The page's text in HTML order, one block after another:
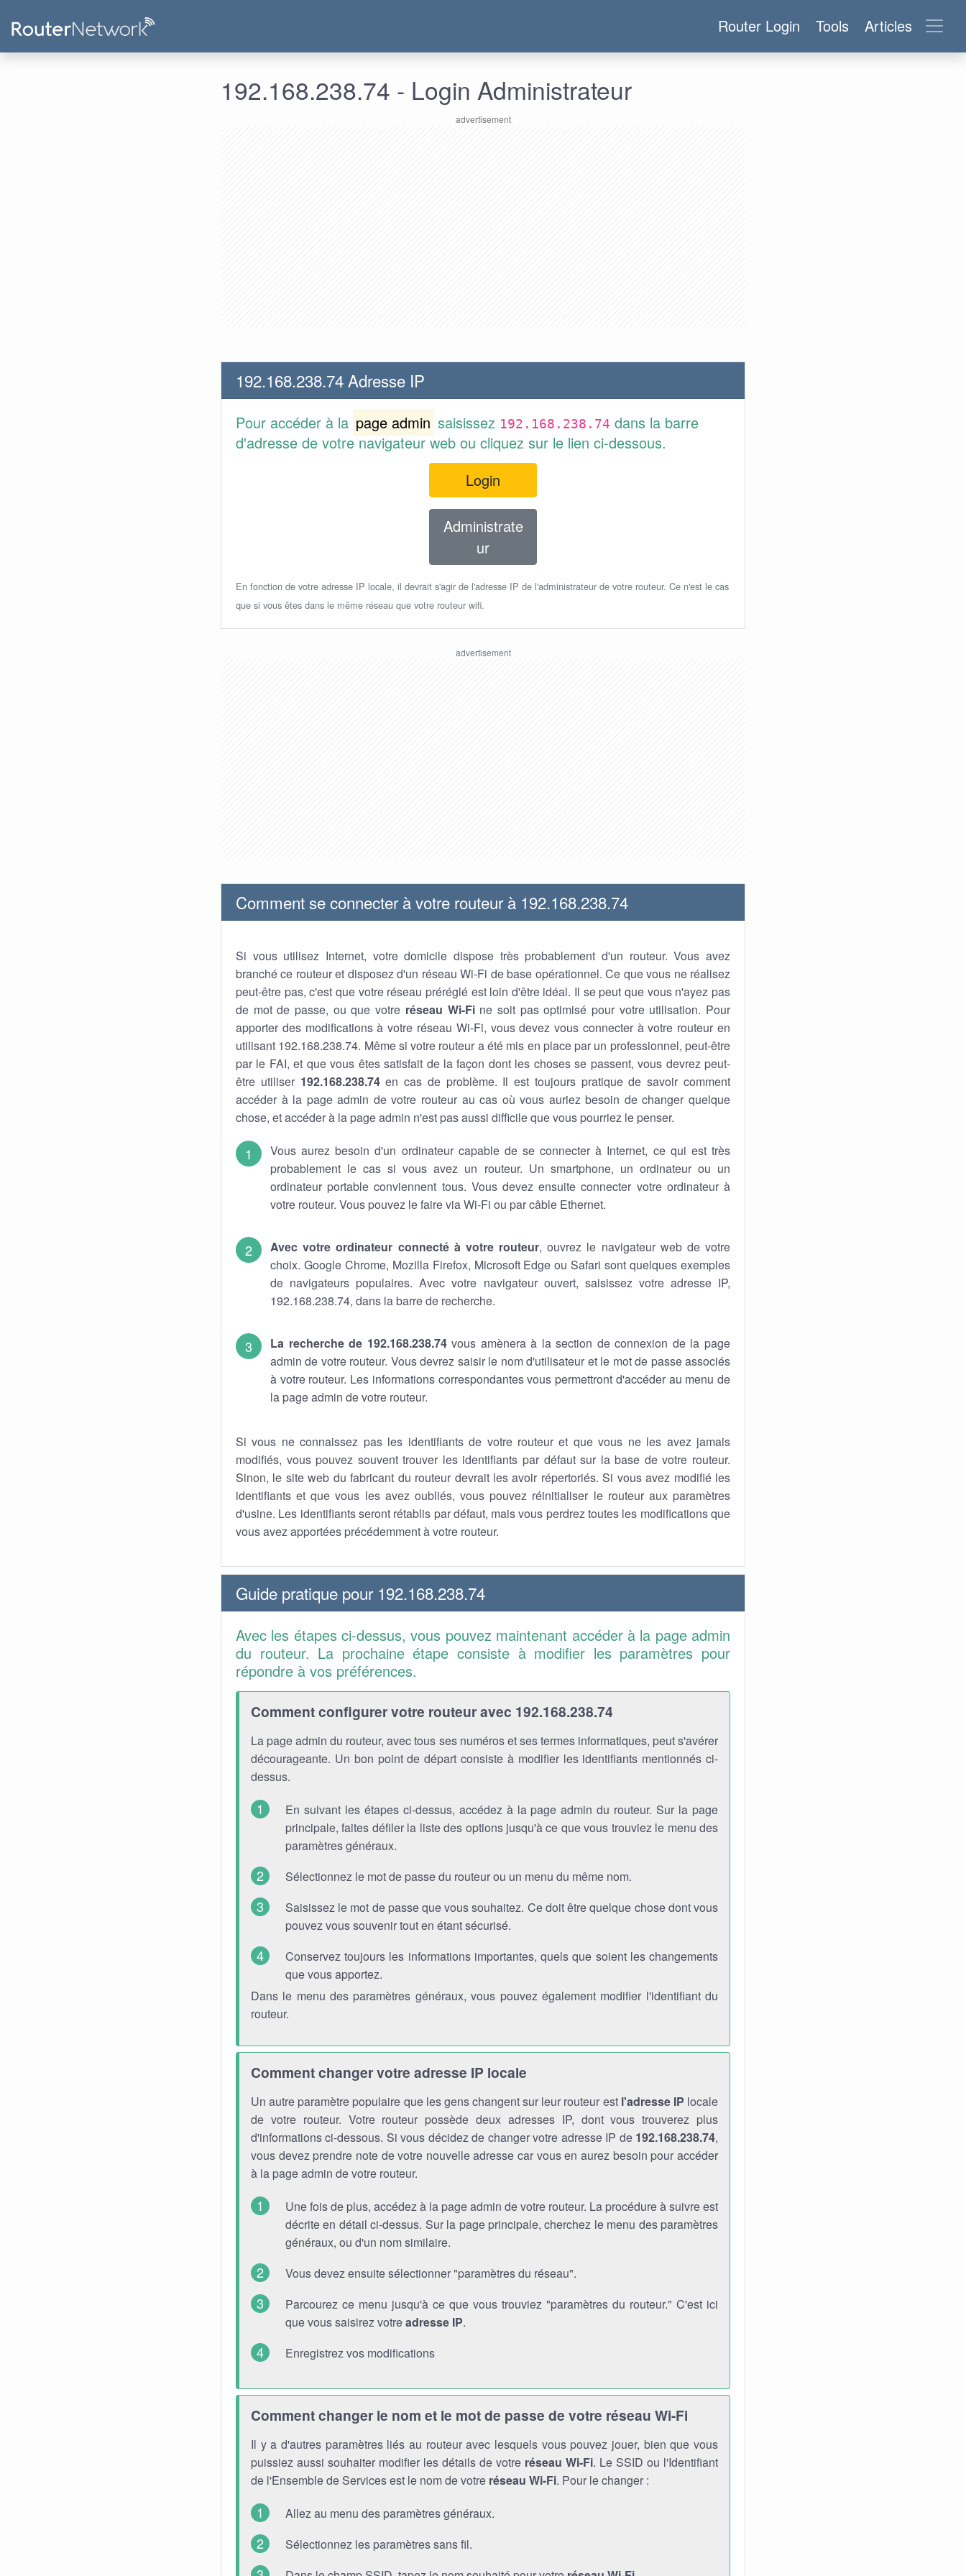
Router Login Tools Articles
192.168.238.74 - Login Administrateur
192.168.238.74 Adresse IP
Pour accéder à la page admin saisissez 192.168.238.74 dans la barre
d'adresse de votre navigateur web ou cliquez sur le lien ci-dessous.
Login
Administrate
ur
En fonction de votre adresse IP locale, il devrait s'agir de l'adresse IP de l'administrateur de votre routeur. Ce n'est le cas
que si vous êtes dans le même réseau que votre routeur wifi.
Comment se connecter à votre routeur à 192.168.238.74
Si vous utilisez Internet, votre domicile dispose très probablement d'un routeur. Vous avez
branché ce routeur et disposez d'un réseau Wi-Fi de base opérationnel. Ce que vous ne réalisez
peut-être pas, c'est que votre réseau préréglé est loin d'être idéal. Il se peut que vous n'ayez pas
de mot de passe, ou que votre réseau Wi-Fine soit pas optimisé pour votre utilisation. Pour
apporter des modifications à votre réseau Wi-Fi, vous devez vous connecter à votre routeur en
utilisant 192.168.238.74. Même si votre routeur a été mis en place par un professionnel, peut-être
par le FAI, et que vous êtes satisfait de la façon dont les choses se passent, vous devrez peut-
être utiliser 192.168.238.74en cas de problème. Il est toujours pratique de savoir comment
accéder à la page admin de votre routeur au cas où vous auriez besoin de changer quelque
chose, et accéder à la page admin n'est pas aussi difficile que vous pourriez le penser.
Vous aurez besoin d'un ordinateur capable de se connecter à Internet, ce qui est très
probablement le cas si vous avez un routeur. Un smartphone, un ordinateur ou un
ordinateur portable conviennent tous. Vous devez ensuite connecter votre ordinateur à
votre routeur. Vous pouvez le faire via Wi-Fi ou par câble Ethernet.
Avec votre ordinateur connecté à votre routeur, ouvrez le navigateur web de votre
choix. Google Chrome, Mozilla Firefox, Microsoft Edge ou Safari sont quelques exemples
de navigateurs populaires. Avec votre navigateur ouvert, saisissez votre adresse IP,
192.168.238.74, dans la barre de recherche.
La recherche de 192.168.238.74vous amènera à la section de connexion de la page
admin de votre routeur. Vous devrez saisir le nom d'utilisateur et le mot de passe associés
à votre routeur. Les informations correspondantes vous permettront d'accéder au menu de
la page admin de votre routeur.
Si vous ne connaissez pas les identifiants de votre routeur et que vous ne les avez jamais
modifiés, vous pouvez souvent trouver les identifiants par défaut sur la base de votre routeur.
Sinon, le site web du fabricant du routeur devrait les avoir répertoriés. Si vous avez modifié les
identifiants et que vous les avez oubliés, vous pouvez réinitialiser le routeur aux paramètres
d'usine. Les identifiants seront rétablis par défaut, mais vous perdrez toutes les modifications que
vous avez apportées précédemment à votre routeur.
Guide pratique pour 192.168.238.74
Avec les étapes ci-dessus, vous pouvez maintenant accéder à la page admin
du routeur. La prochaine étape consiste à modifier les paramètres pour
répondre à vos préférences.
Comment configurer votre routeur avec 192.168.238.74
La page admin du routeur, avec tous ses numéros et ses termes informatiques, peut s'avérer
décourageante. Un bon point de départ consiste à modifier les identifiants mentionnés ci-
dessus.
En suivant les étapes ci-dessus, accédez à la page admin du routeur. Sur la page
principale, faites défiler la liste des options jusqu'à ce que vous trouviez le menu des
paramètres généraux.
Sélectionnez le mot de passe du routeur ou un menu du même nom.
Saisissez le mot de passe que vous souhaitez. Ce doit être quelque chose dont vous
pouvez vous souvenir tout en étant sécurisé.
Conservez toujours les informations importantes, quels que soient les changements
que vous apportez.
Dans le menu des paramètres généraux, vous pouvez également modifier l'identifiant du
routeur.
Comment changer votre adresse IP locale
Un autre paramètre populaire que les gens changent sur leur routeur est l'adresse IP locale
de votre routeur. Votre routeur possède deux adresses IP, dont vous trouverez plus
d'informations ci-dessous. Si vous décidez de changer votre adresse IP de 192.168.238.74,
vous devez prendre note de votre nouvelle adresse car vous en aurez besoin pour accéder
à la page admin de votre routeur.
Une fois de plus, accédez à la page admin de votre routeur. La procédure à suivre est
décrite en détail ci-dessus. Sur la page principale, cherchez le menu des paramètres
généraux, ou d'un nom similaire.
Vous devez ensuite sélectionner "paramètres du réseau".
Parcourez ce menu jusqu'à ce que vous trouviez "paramètres du routeur." C'est ici
que vous saisirez votreadresse IP.
Enregistrez vos modifications
Comment changer le nom et le mot de passe de votre réseau Wi-Fi
Il y a d'autres paramètres liés au routeur avec lesquels vous pouvez jouer, bien que vous
puissiez aussi souhaiter modifier les détails de votre réseau Wi-Fi. Le SSID ou l'Identifiant
de l'Ensemble de Services est le nom de votre réseau Wi-Fi. Pour le changer :
Allez au menu des paramètres généraux.
Sélectionnez les paramètres sans fil.